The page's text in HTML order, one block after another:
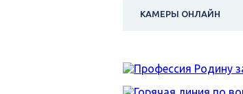
КАМЕРЫ ОНЛАЙН